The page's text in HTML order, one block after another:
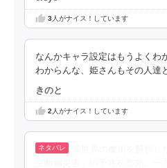
3人がナイス！しています
なんかキャラ設定はもうよくわ
わからんな、姫さんもその人達
きのと
2人がナイス！しています